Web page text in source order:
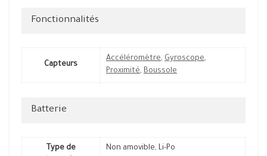
Fonctionnalités
Capteurs
Accéléromètre, Gyroscope,
Proximité, Boussole
Batterie
Type de
Non amovible, Li-Po